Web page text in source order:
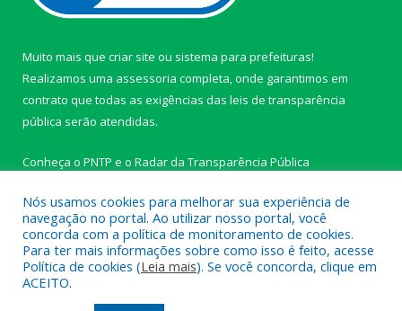
Muito mais que criar site ou sistema para prefeituras!
Realizamos uma assessoria completa, onde garantimos em
contrato que todas as exigências das leis de transparência
pública serão atendidas.
Conheça o PNTP e o Radar da Transparência Pública
Todos os direitos reservados a Câmara Municipal de Ipixuna do
Pará.
Nós usamos cookies para melhorar sua experiência de
navegação no portal. Ao utilizar nosso portal, você
concorda com a política de monitoramento de cookies.
Para ter mais informações sobre como isso é feito, acesse
Política de cookies (Leia mais). Se você concorda, clique em
ACEITO.